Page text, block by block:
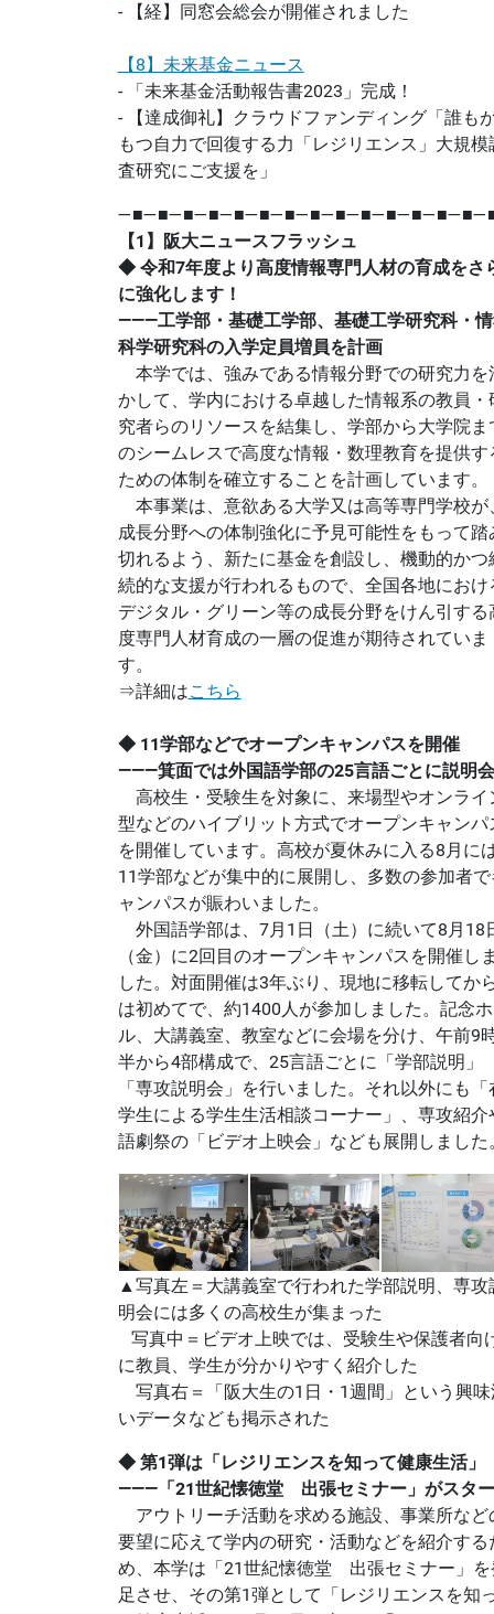
- 【経】同窓会総会が開催されました
【8】未来基金ニュース
- 「未来基金活動報告書2023」完成！
- 【達成御礼】クラウドファンディング「誰も
もつ自力で回復する力「レジリエンス」大規模
査研究にご支援を」
【1】阪大ニュースフラッシュ
◆ 令和7年度より高度情報専門人材の育成をさ
に強化します！
―――工学部・基礎工学部、基礎工学研究科・
科学研究科の入学定員増員を計画
本学では、強みである情報分野での研究力を
かして、学内における卓越した情報系の教員・
究者らのリソースを結集し、学部から大学院ま
のシームレスで高度な情報・数理教育を提供す
ための体制を確立することを計画しています。
本事業は、意欲ある大学又は高等専門学校が
成長分野への体制強化に予見可能性をもって踏
切れるよう、新たに基金を創設し、機動的かつ
続的な支援が行われるもので、全国各地におけ
デジタル・グリーン等の成長分野をけん引する
度専門人材育成の一層の促進が期待されていま
す。
⇒詳細はこちら
◆ 11学部などでオープンキャンパスを開催
―――箕面では外国語学部の25言語ごとに説明会
高校生・受験生を対象に、来場型やオンライ
型などのハイブリット方式でオープンキャンパ
を開催しています。高校が夏休みに入る8月に
11学部などが集中的に展開し、多数の参加者で
ャンパスが賑わいました。
外国語学部は、7月1日（土）に続いて8月18
（金）に2回目のオープンキャンパスを開催し
した。対面開催は3年ぶり、現地に移転してか
は初めてで、約1400人が参加しました。記念
ル、大講義室、教室などに会場を分け、午前9
半から4部構成で、25言語ごとに「学部説明」
「専攻説明会」を行いました。それ以外にも「
学生による学生生活相談コーナー」、専攻紹介
語劇祭の「ビデオ上映会」なども展開しました
▲写真左＝大講義室で行われた学部説明、専攻
明会には多くの高校生が集まった
写真中＝ビデオ上映では、受験生や保護者向
に教員、学生が分かりやすく紹介した
写真右＝「阪大生の1日・1週間」という興味
いデータなども掲示された
◆ 第1弾は「レジリエンスを知って健康生活」
―――「21世紀懐徳堂 出張セミナー」がスタ
アウトリーチ活動を求める施設、事業所など
要望に応えて学内の研究・活動などを紹介する
め、本学は「21世紀懐徳堂 出張セミナー」を
足させ、その第1弾として「レジリエンスを知